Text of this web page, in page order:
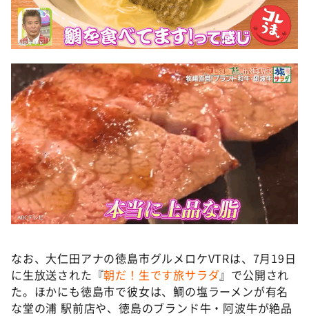
なお、大仁田アナの徳島市グルメロケVTRは、7月19日
に生放送された『朝だ！生です旅サラダ』で公開され
た。ほかにも徳島市で彼女は、鯛の塩ラーメンが有名
な堂の浦 駅前店や、徳島のブランド牛・阿波牛が絶品